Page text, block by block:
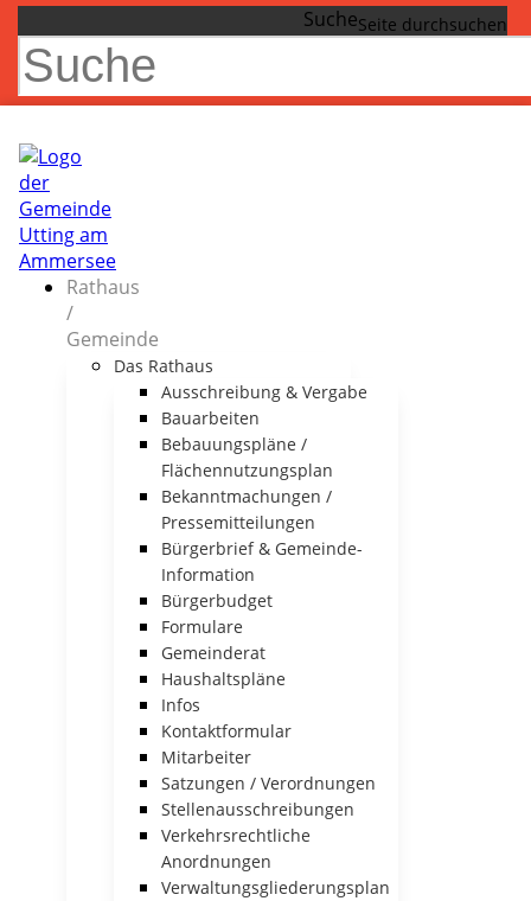
Suche
Rathaus
/
Gemeinde
Das Rathaus
Ausschreibung & Vergabe
Bauarbeiten
Bebauungspläne /
Flächennutzungsplan
Bekanntmachungen /
Pressemitteilungen
Bürgerbrief & Gemeinde-
Information
Bürgerbudget
Formulare
Gemeinderat
Haushaltspläne
Infos
Kontaktformular
Mitarbeiter
Satzungen / Verordnungen
Stellenausschreibungen
Verkehrsrechtliche
Anordnungen
Verwaltungsgliederungsplan